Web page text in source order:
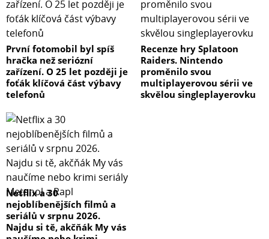
První fotomobil byl spíš
hračka než seriózní
zařízení. O 25 let později je
foťák klíčová část výbavy
telefonů
Recenze hry Splatoon
Raiders. Nintendo
proměnilo svou
multiplayerovou sérii ve
skvělou singleplayerovku
Netflix a 30
nejoblíbenějších filmů a
seriálů v srpnu 2026.
Najdu si tě, akčňák My vás